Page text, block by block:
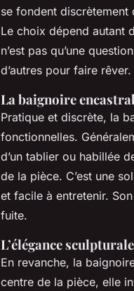
se fondent discrètement
Le choix dépend autant
n’est pas qu’une
d’autres pour faire rêver.
La baignoire
Pratique et discrète, la
fonctionnelles.
d’un tablier ou habillée
de la pièce. C’est une
et facile à entretenir.
fuite.
L’élégance
En revanche, la
centre de la pièce, elle